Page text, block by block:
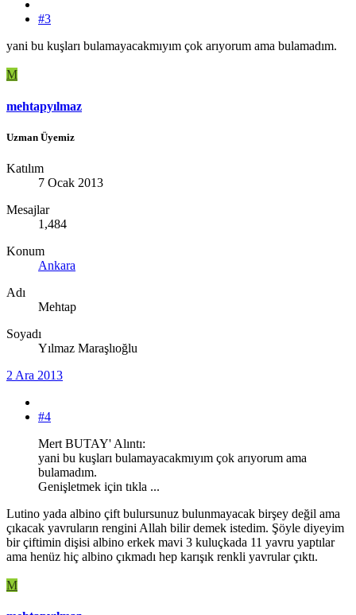
#3
yani bu kuşları bulamayacakmıyım çok arıyorum ama bulamadım.
M
mehtapyılmaz
Uzman Üyemiz
Katılım
7 Ocak 2013
Mesajlar
1,484
Konum
Ankara
Adı
Mehtap
Soyadı
Yılmaz Maraşlıoğlu
2 Ara 2013
#4
Mert BUTAY' Alıntı:
yani bu kuşları bulamayacakmıyım çok arıyorum ama
bulamadım.
Genişletmek için tıkla ...
Lutino yada albino çift bulursunuz bulunmayacak birşey değil ama
çıkacak yavruların rengini Allah bilir demek istedim. Şöyle diyeyim
bir çiftimin dişisi albino erkek mavi 3 kuluçkada 11 yavru yaptılar
ama henüz hiç albino çıkmadı hep karışık renkli yavrular çıktı.
M